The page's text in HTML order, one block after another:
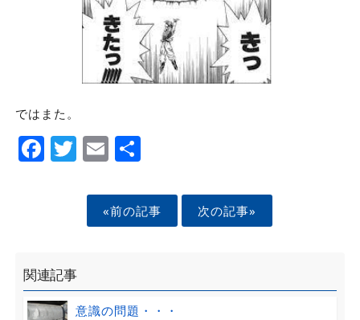
ではまた。
Facebook
Twitter
EmailShare
«前の記事 次の記事»
関連記事
意識の問題・・・